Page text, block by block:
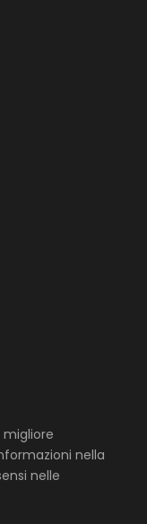
i Diritti Riservati
nella
nelle